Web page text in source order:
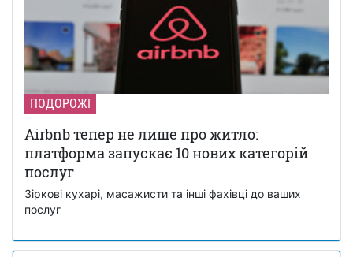
ПОДОРОЖІ
Airbnb тепер не лише про житло:
платформа запускає 10 нових категорій
послуг
Зіркові кухарі, масажисти та інші фахівці до ваших
послуг